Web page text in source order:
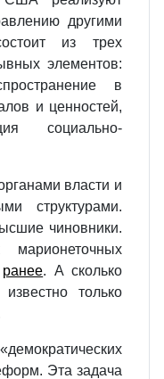
другими
из трех
элементов:
в
и ценностей,
социально-
власти и
структурами.
чиновники.
ранее. А сколько
только
Эта задача